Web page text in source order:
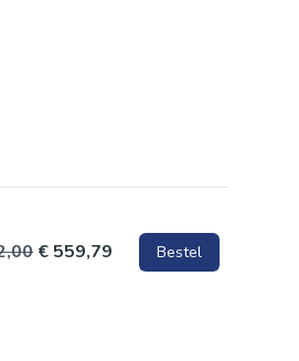
€ 559,79 Bestel